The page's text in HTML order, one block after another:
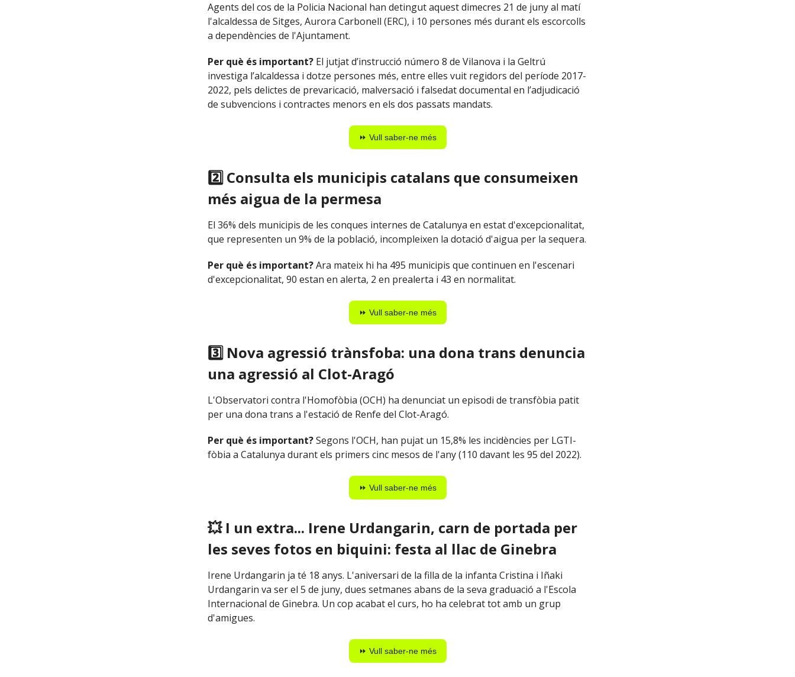
Agents del cos de la Policia Nacional han detingut aquest dimecres 21 de juny al matí
l'alcaldessa de Sitges, Aurora Carbonell (ERC), i 10 persones més durant els escorcolls
a dependències de l'Ajuntament.
Per què és important? El jutjat d’instrucció número 8 de Vilanova i la Geltrú
investiga l’alcaldessa i dotze persones més, entre elles vuit regidors del període 2017-
2022, pels delictes de prevaricació, malversació i falsedat documental en l’adjudicació
de subvencions i contractes menors en els dos passats mandats.
⏩ Vull saber-ne més
2️⃣ Consulta els municipis catalans que consumeixen
més aigua de la permesa
El 36% dels municipis de les conques internes de Catalunya en estat d'excepcionalitat,
que representen un 9% de la població, incompleixen la dotació d'aigua per la sequera.
Per què és important?Ara mateix hi ha 495 municipis que continuen en l'escenari
d'excepcionalitat, 90 estan en alerta, 2 en prealerta i 43 en normalitat.
⏩ Vull saber-ne més
3️⃣ Nova agressió trànsfoba: una dona trans denuncia
una agressió al Clot-Aragó
L'Observatori contra l'Homofòbia (OCH) ha denunciat un episodi de transfòbia patit
per una dona trans a l'estació de Renfe del Clot-Aragó.
Per què és important?Segons l'OCH, han pujat un 15,8% les incidències per LGTI-
fòbia a Catalunya durant els primers cinc mesos de l'any (110 davant les 95 del 2022).
⏩ Vull saber-ne més
💥I un extra... Irene Urdangarin, carn de portada per
les seves fotos en biquini: festa al llac de Ginebra
Irene Urdangarin ja té 18 anys. L'aniversari de la filla de la infanta Cristina i Iñaki
Urdangarin va ser el 5 de juny, dues setmanes abans de la seva graduació a l'Escola
Internacional de Ginebra. Un cop acabat el curs, ho ha celebrat tot amb un grup
d'amigues.
⏩ Vull saber-ne més